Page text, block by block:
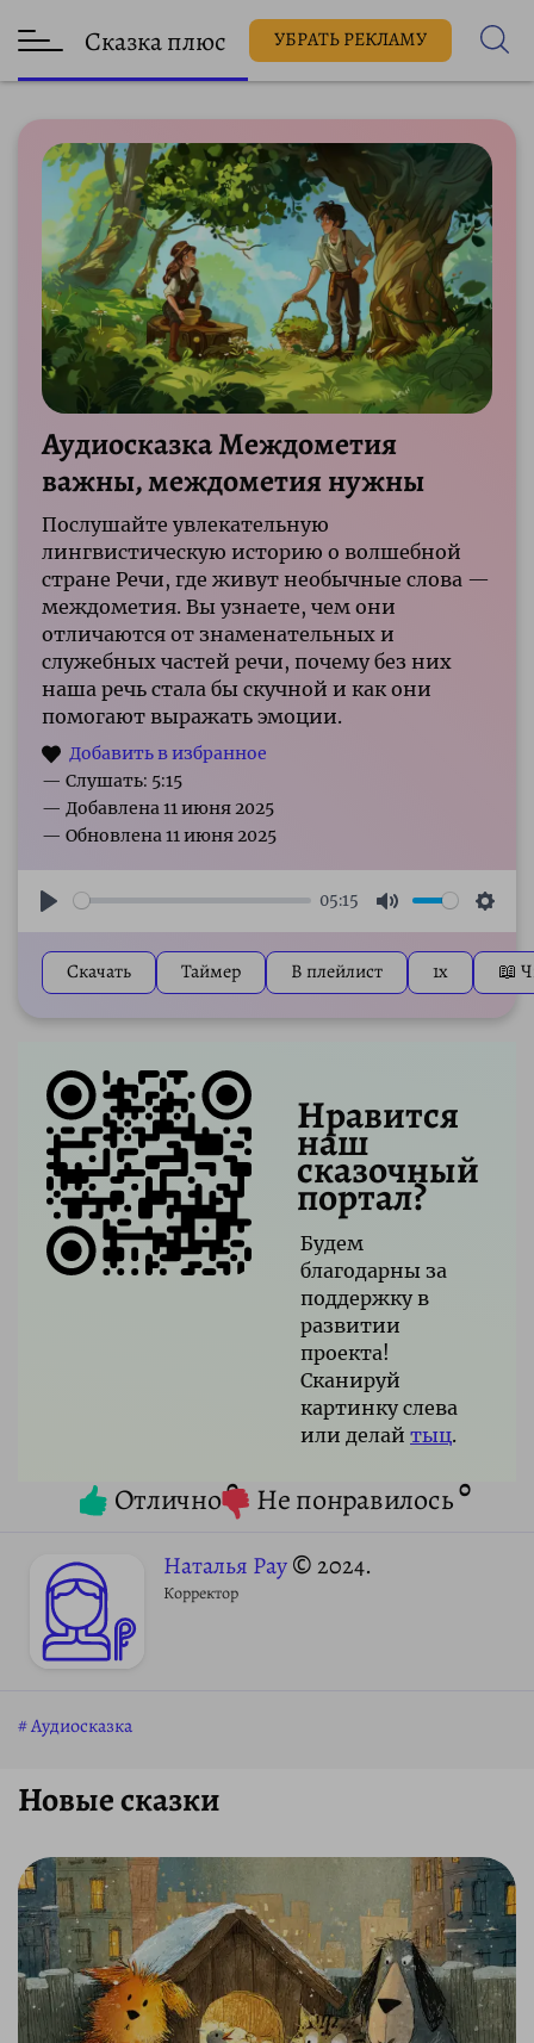
Сказка плюс УБРАТЬ РЕКЛАМУ
Аудиосказка Междометия
важны, междометия нужны
Послушайте увлекательную
лингвистическую историю о волшебной
стране Речи, где живут необычные слова —
междометия. Вы узнаете, чем они
отличаются от знаменательных и
служебных частей речи, почему без них
наша речь стала бы скучной и как они
помогают выражать эмоции.
— Слушать: 5:15
05:15
Mute
Скачать Таймер В плейлист 1x 📖
Нравится
наш
сказочный
портал?
Будем
благодарны за
поддержку в
развитии
проекта!
Сканируй
картинку слева
или делай тыц.
Отлично0 Не понравилось0
Наталья Рау© 2024.
Корректор
Аудиосказка
Новые сказки